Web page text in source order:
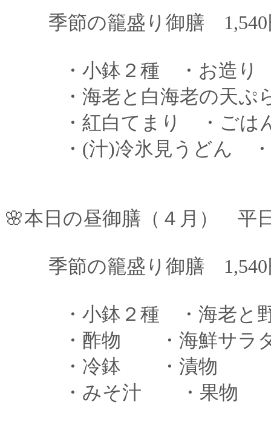
季節の籠盛り御膳 1,540
・小鉢２種 ・お造り
・海老と白海老の天
・紅白てまり ・ごは
・(汁)冷氷見うどん ・
🌸本日の昼御膳（４月） 平
季節の籠盛り御膳 1,540
・小鉢２種 ・海老と野
・酢物 ・海鮮サラ
・冷鉢 ・漬物
・みそ汁 ・果物